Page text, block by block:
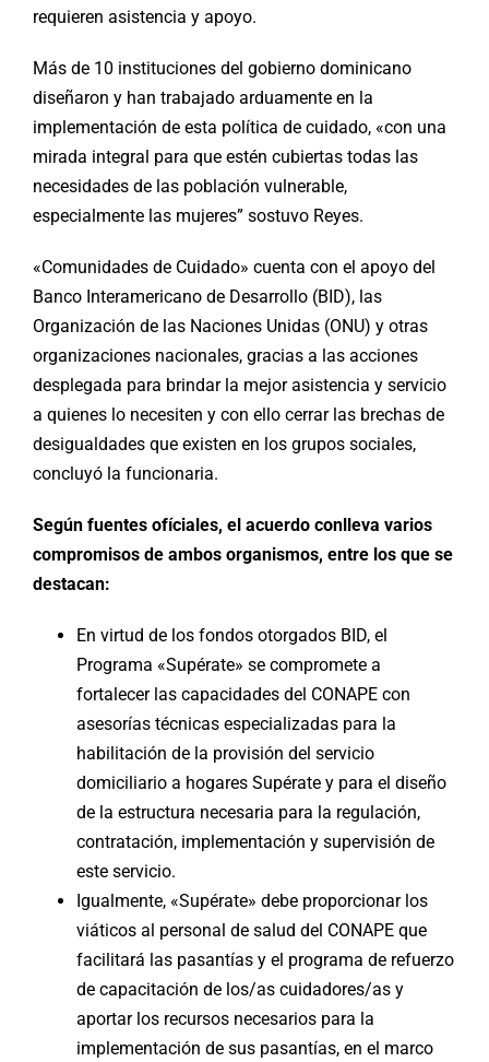
requieren asistencia y apoyo.
Más de 10 instituciones del gobierno dominicano
diseñaron y han trabajado arduamente en la
implementación de esta política de cuidado, «con una
mirada integral para que estén cubiertas todas las
necesidades de las población vulnerable,
especialmente las mujeres” sostuvo Reyes.
«Comunidades de Cuidado» cuenta con el apoyo del
Banco Interamericano de Desarrollo (BID), las
Organización de las Naciones Unidas (ONU) y otras
organizaciones nacionales, gracias a las acciones
desplegada para brindar la mejor asistencia y servicio
a quienes lo necesiten y con ello cerrar las brechas de
desigualdades que existen en los grupos sociales,
concluyó la funcionaria.
Según fuentes ofíciales, el acuerdo conlleva varios
compromisos de ambos organismos, entre los que se
destacan:
En virtud de los fondos otorgados BID, el
Programa «Supérate» se compromete a
fortalecer las capacidades del CONAPE con
asesorías técnicas especializadas para la
habilitación de la provisión del servicio
domiciliario a hogares Supérate y para el diseño
de la estructura necesaria para la regulación,
contratación, implementación y supervisión de
este servicio.
Igualmente, «Supérate» debe proporcionar los
viáticos al personal de salud del CONAPE que
facilitará las pasantías y el programa de refuerzo
de capacitación de los/as cuidadores/as y
aportar los recursos necesarios para la
implementación de sus pasantías, en el marco